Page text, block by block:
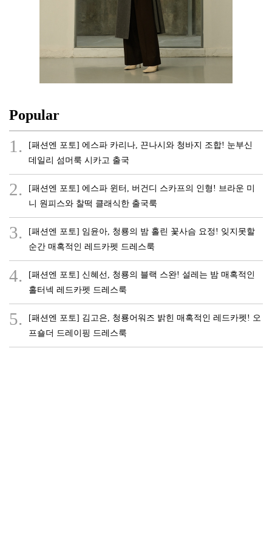
Popular
1.
[패션엔 포토] 에스파 카리나, 끈나시와 청바지 조합! 눈부신
데일리 섬머룩 시카고 출국
2.
[패션엔 포토] 에스파 윈터, 버건디 스카프의 인형! 브라운 미
니 원피스와 찰떡 클래식한 출국룩
3.
[패션엔 포토] 임윤아, 청룡의 밤 홀린 꽃사슴 요정! 잊지못할
순간 매혹적인 레드카펫 드레스룩
4.
[패션엔 포토] 신혜선, 청룡의 블랙 스완! 설레는 밤 매혹적인
홀터넥 레드카펫 드레스룩
5.
[패션엔 포토] 김고은, 청룡어워즈 밝힌 매혹적인 레드카펫! 오
프숄더 드레이핑 드레스룩